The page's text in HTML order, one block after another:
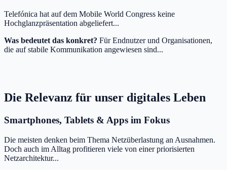
Telefónica hat auf dem Mobile World Congress keine
Hochglanzpräsentation abgeliefert...
Was bedeutet das konkret? Für Endnutzer und Organisationen,
die auf stabile Kommunikation angewiesen sind...
Die Relevanz für unser digitales Leben
Smartphones, Tablets & Apps im Fokus
Die meisten denken beim Thema Netzüberlastung an Ausnahmen.
Doch auch im Alltag profitieren viele von einer priorisierten
Netzarchitektur...